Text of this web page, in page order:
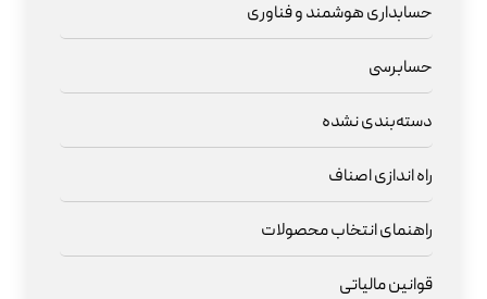
حسابداری هوشمند و فناوری
حسابرسی
دسته‌بندی نشده
راه اندازی اصناف
راهنمای انتخاب محصولات
قوانین مالیاتی